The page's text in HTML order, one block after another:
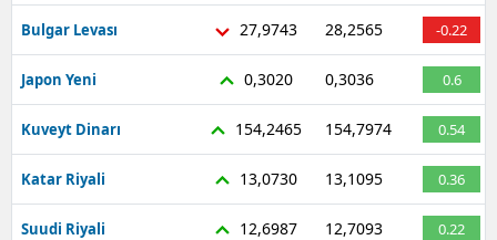
Bulgar Levası 27,9743 28,2565 -0.22
Japon Yeni 0,3020 0,3036 0.6
Kuveyt Dinarı 154,2465 154,7974 0.54
Katar Riyali 13,0730 13,1095 0.36
Suudi Riyali 12,6987 12,7093 0.22